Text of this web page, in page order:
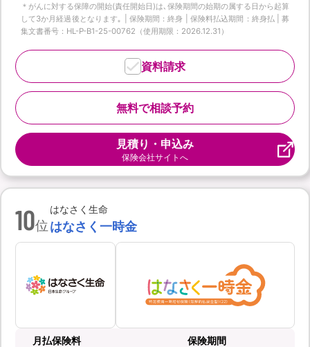
＊がんに対する保障の開始(責任開始日)は､保険期間の始期の属する日から起算
して3か月経過後となります｡ | 保険期間：終身 | 保険料払込期間：終身払 | 募
集文書番号：HL-P-B1-25-00762（使用期限：2026.12.31）
無料で相談予約
資料請求
見積り・申込み
保険会社サイトへ
10位
はなさく生命
はなさく一時金
月払保険料 保険期間